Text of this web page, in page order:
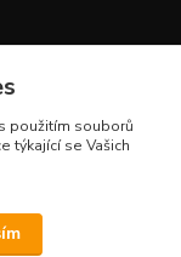
s použitím souborů
týkající se Vašich